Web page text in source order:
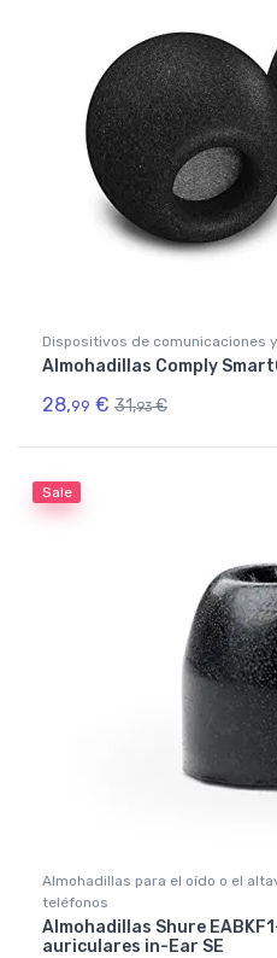
Dispositivos de comunicaciones
Almohadillas Comply
28,99 € 31,93 €
Sale
Almohadillas para el oído o el
teléfonos
Almohadillas Shure
auriculares in-Ear SE